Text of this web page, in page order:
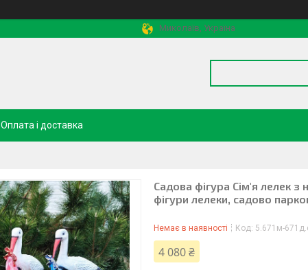
Миколаїв, Україна
Оплата і доставка
Садова фігура Сім'я лелек
фігури лелеки, садово
Немає в наявності Код: 5.671м-
4 080 ₴